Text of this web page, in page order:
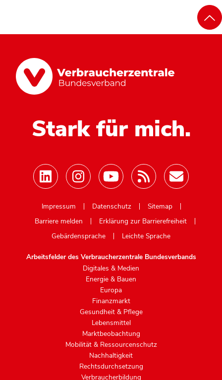
Stark für mich.
Impressum
Datenschutz
Sitemap
Barriere melden
Erklärung zur Barrierefreiheit
Gebärdensprache
Leichte Sprache
Arbeitsfelder des Verbraucherzentrale Bundesverbands
Digitales & Medien
Energie & Bauen
Europa
Finanzmarkt
Gesundheit & Pflege
Lebensmittel
Marktbeobachtung
Mobilität & Ressourcenschutz
Nachhaltigkeit
Rechtsdurchsetzung
Verbraucherbildung